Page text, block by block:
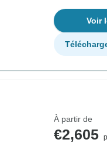
Voir
À partir de
€2,605